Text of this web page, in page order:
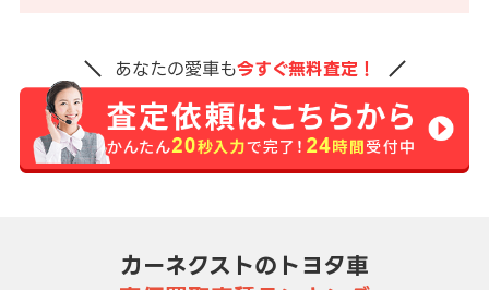
あなたの愛車も今すぐ無料査定！
カーネクストのトヨタ車